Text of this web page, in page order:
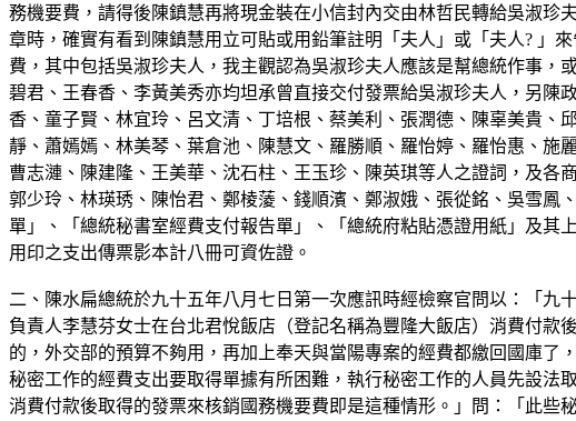
務機要費，請得後陳鎮慧再將現金裝在小信封內交由林哲民轉給吳淑
章時，確實有看到陳鎮慧用立可貼或用鉛筆註明「夫人」或「夫人? 」
費，其中包括吳淑珍夫人，我主觀認為吳淑珍夫人應該是幫總統作事
碧君、王春香、李黃美秀亦均坦承曾直接交付發票給吳淑珍夫人，另
香、童子賢、林宜玲、呂文清、丁培根、蔡美利、張潤德、陳辜美貴
靜、蕭嫣嫣、林美琴、葉倉池、陳慧文、羅勝順、羅怡婷、羅怡惠、施
曹志漣、陳建隆、王美華、沈石柱、王玉珍、陳英琪等人之證詞，及各
郭少玲、林瑛琇、陳怡君、鄭棱蔆、錢順濱、鄭淑娥、張從銘、吳雪
單」、「總統秘書室經費支付報告單」、「總統府粘貼憑證用紙」及
用印之支出傳票影本計八冊可資佐證。
二、陳水扁總統於九十五年八月七日第一次應訊時經檢察官問以：「
負責人李慧芬女士在台北君悅飯店（登記名稱為豐隆大飯店）消費付
的，外交部的預算不夠用，再加上奉天與當陽專案的經費都繳回國庫
秘密工作的經費支出要取得單據有所困難，執行秘密工作的人員先設
消費付款後取得的發票來核銷國務機要費即是這種情形。」問：「此些